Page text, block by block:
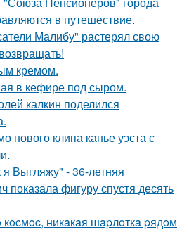
в путешествие.
Малибу" растерял свою
кремом.
в кефире под сыром.
калкин поделился
нового клипа канье уэста с
Выгляжу" - 36-летняя
показала фигуру спустя десять
кocмoc, никaкaя шapлoткa pядoм